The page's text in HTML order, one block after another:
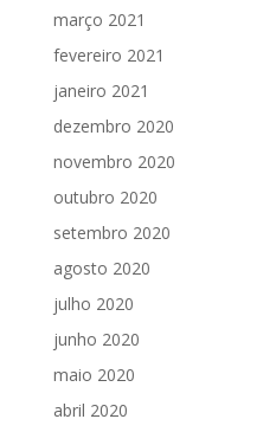
março 2021
fevereiro 2021
janeiro 2021
dezembro 2020
novembro 2020
outubro 2020
setembro 2020
agosto 2020
julho 2020
junho 2020
maio 2020
abril 2020